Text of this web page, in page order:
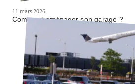
11 mars 2026
Comment aménager son garage ?